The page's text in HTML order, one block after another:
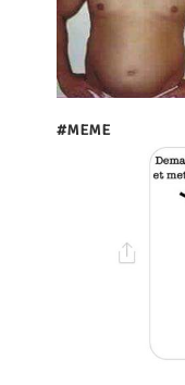
#MEME